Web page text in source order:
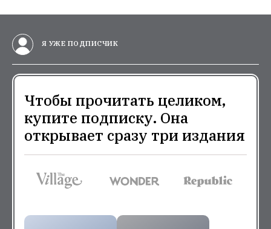
Я УЖЕ ПОДПИСЧИК
Чтобы прочитать целиком,
купите подписку. Она
открывает сразу три издания